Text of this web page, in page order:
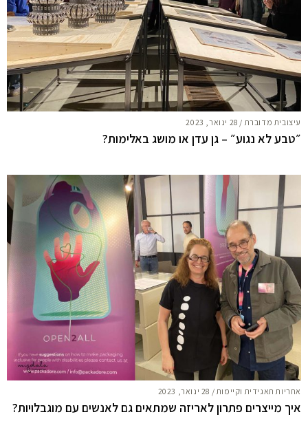
עיצובית מדוברת / 28 ינואר, 2023
״טבע לא נגוע״ – גן עדן או מושג באלימות?
אחריות תאגידית וקיימות / 28 ינואר, 2023
איך מייצרים פתרון לאריזה שמתאים גם לאנשים עם מוגבלויות?